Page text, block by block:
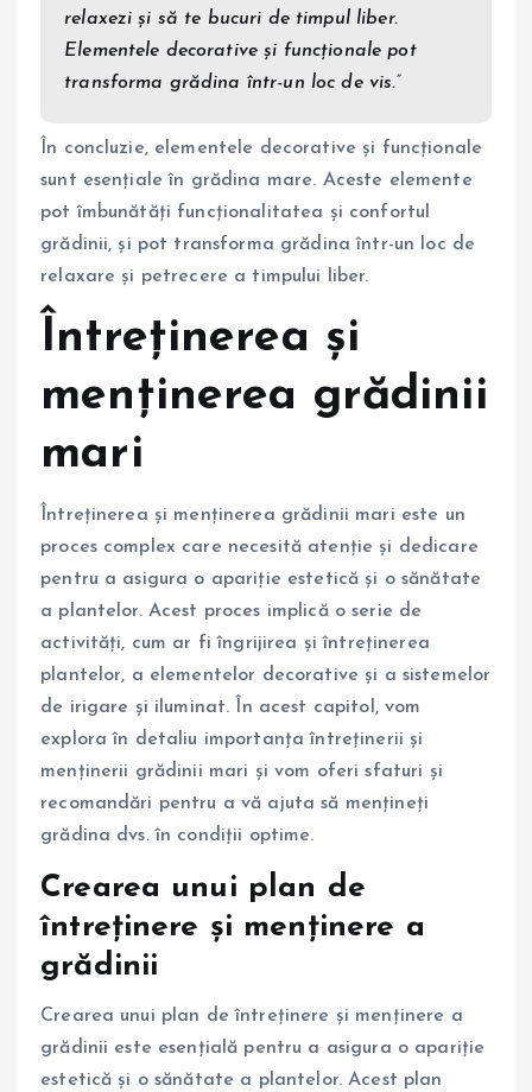
relaxezi și să te bucuri de timpul liber.
Elementele decorative și funcționale pot
transforma grădina într-un loc de vis.”
În concluzie, elementele decorative și funcționale
sunt esențiale în grădina mare. Aceste elemente
pot îmbunătăți funcționalitatea și confortul
grădinii, și pot transforma grădina într-un loc de
relaxare și petrecere a timpului liber.
Întreținerea și
menținerea grădinii
mari
Întreținerea și menținerea grădinii mari este un
proces complex care necesită atenție și dedicare
pentru a asigura o apariție estetică și o sănătate
a plantelor. Acest proces implică o serie de
activități, cum ar fi îngrijirea și întreținerea
plantelor, a elementelor decorative și a sistemelor
de irigare și iluminat. În acest capitol, vom
explora în detaliu importanța întreținerii și
menținerii grădinii mari și vom oferi sfaturi și
recomandări pentru a vă ajuta să mențineți
grădina dvs. în condiții optime.
Crearea unui plan de
întreținere și menținere a
grădinii
Crearea unui plan de întreținere și menținere a
grădinii este esențială pentru a asigura o apariție
estetică și o sănătate a plantelor. Acest plan